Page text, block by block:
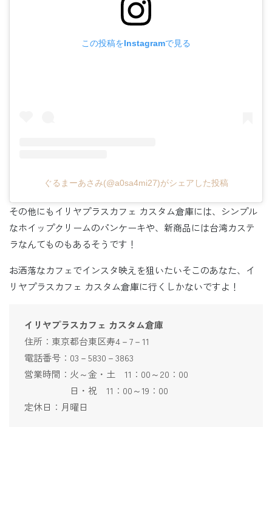
この投稿をInstagramで見る
ぐるまーあさみ(@a0sa4mi27)がシェアした投稿
その他にもイリヤプラスカフェ カスタム倉庫には、シンプル
なホイップクリームのパンケーキや、新商品には台湾カステ
ラなんてものもあるそうです！
お洒落なカフェでインスタ映えを狙いたいそこのあなた、イ
リヤプラスカフェ カスタム倉庫に行くしかないですよ！
イリヤプラスカフェ カスタム倉庫
住所：東京都台東区寿4－7－11
電話番号：03－5830－3863
営業時間：火～金・土 11：00～20：00
日・祝 11：00～19：00
定休日：月曜日